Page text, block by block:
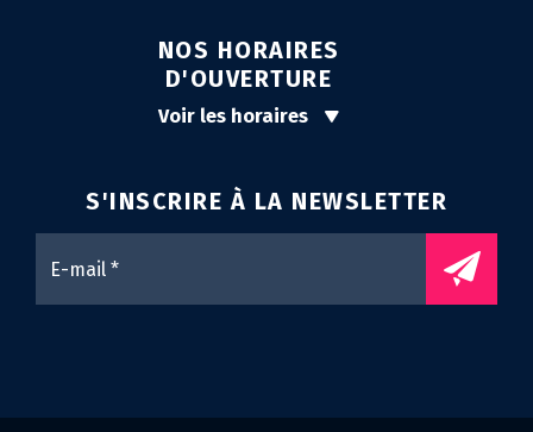
NOS HORAIRES
D'OUVERTURE
Voir les horaires
S'INSCRIRE À LA NEWSLETTER